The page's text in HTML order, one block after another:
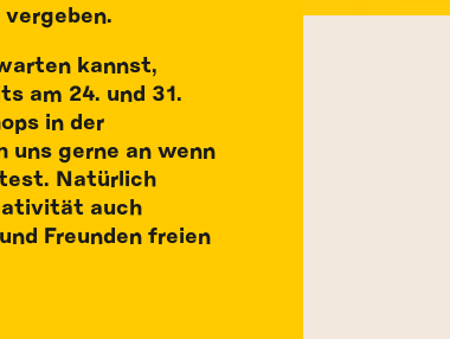
kannst,
am 24. und 31.
in der
uns gerne an wenn
Natürlich
auch
Freunden freien